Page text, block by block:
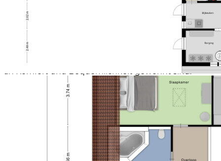
Stimmung und Zielgruppe
Die Wohnung strahlt Komfort und Funktionalität aus,
mit viel Lebensraum und mehreren
Ausstattungsmöglichkeiten. Dank der zwei
Wohnzimmer, vier Schlafzimmern und dem großen
Garten eignet sich dieses Haus ideal für eine Familie,
die Raum sucht, aber auch für Lebensgenießer, die
an Komfort und Bequemlichkeit gewöhnt sind.
- 4 Schlafzimmer & 2 Badezimmer
- moderne Küche und extra Küche
- Großer Hintergarten mit Veranda, Garage und
- 15 Solarpanele & Energieeffizienzbezeichnung A
- Fußbodenheizung im Erdgeschoss
- Zentral mit Zugang zu Einrichtungen